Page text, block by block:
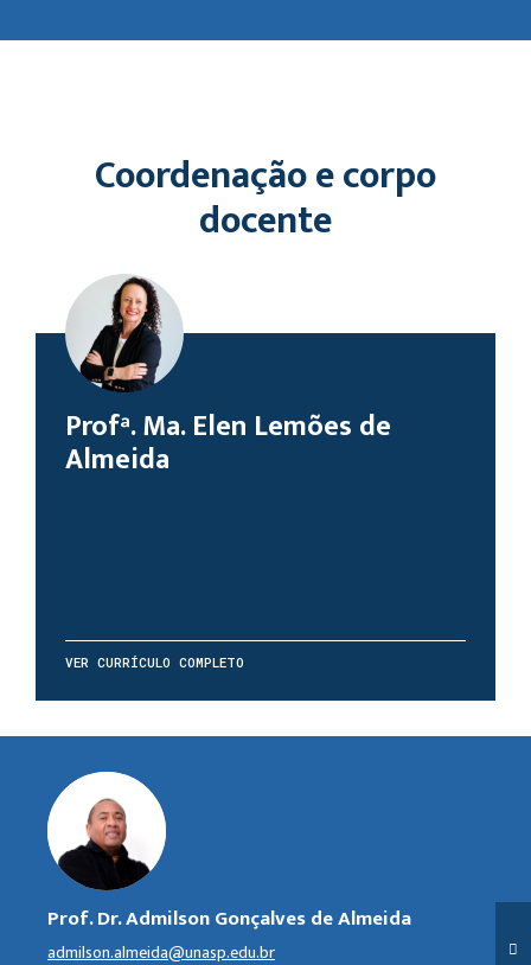
Coordenação e corpo
docente
Profª. Ma. Elen Lemões de
Almeida
VER CURRÍCULO COMPLETO
Prof. Dr. Admilson Gonçalves de Almeida
admilson.almeida@unasp.edu.br